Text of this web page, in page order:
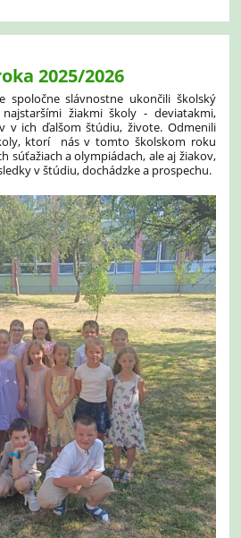
2025/2026
spoločne slávnostne ukončili školský
žiakmi školy - deviatakmi,
v ich ďalšom štúdiu, živote. Odmenili
ktorí nás v tomto školskom roku
súťažiach a olympiádach, ale aj žiakov,
v štúdiu, dochádzke a prospechu.